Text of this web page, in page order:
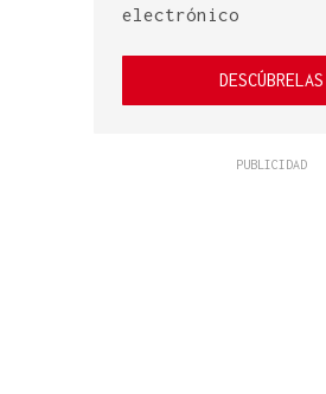
electrónico
DESCÚBRELAS